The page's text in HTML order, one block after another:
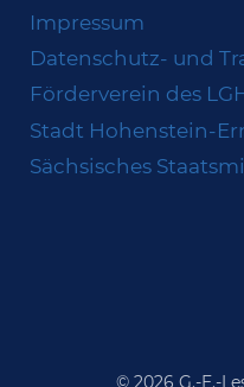
Impressum
Datenschutz- und
Förderverein des
Stadt Hohenstein-
Sächsisches
© 2026 G.-E.-